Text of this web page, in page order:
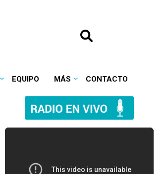
EQUIPO MÁS CONTACTO